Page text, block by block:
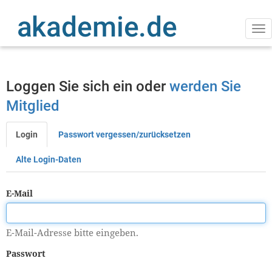
Inhalt
Loggen Sie sich ein oder werden Sie
Mitglied
Primäre
Reiter
Login Passwort vergessen/zurücksetzen
Alte Login-Daten
E-Mail
E-Mail-Adresse bitte eingeben.
Passwort